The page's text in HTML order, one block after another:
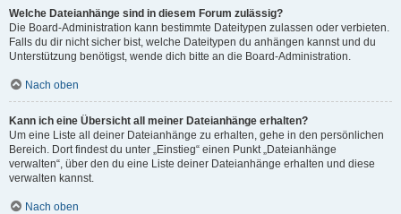
Welche Dateianhänge sind in diesem Forum zulässig?
Die Board-Administration kann bestimmte Dateitypen zulassen oder verbieten.
Falls du dir nicht sicher bist, welche Dateitypen du anhängen kannst und du
Unterstützung benötigst, wende dich bitte an die Board-Administration.
Nach oben
Kann ich eine Übersicht all meiner Dateianhänge erhalten?
Um eine Liste all deiner Dateianhänge zu erhalten, gehe in den persönlichen
Bereich. Dort findest du unter „Einstieg“ einen Punkt „Dateianhänge
verwalten“, über den du eine Liste deiner Dateianhänge erhalten und diese
verwalten kannst.
Nach oben